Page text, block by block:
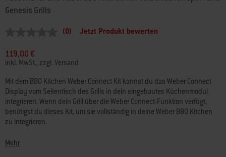
Genesis Grills
Link
auf
derselben
Seite.
(0) Jetzt Produkt bewerten
119,00 €
inkl. MwSt., zzgl. Versand
Mit dem BBQ Kitchen Weber Connect Kit kannst du das Weber Connect
Display vom Seitentisch des Grills in dein eingebautes Küchenmodul
integrieren. Wenn dein Grill über die Weber Connect-Funktion verfügt,
benötigst du dieses Kit, um sie vollständig in deine Weber BBQ Kitchen
zu integrieren.
Das langlebige Material ist vollverzinkt und pulverbeschichtet und damit
Mehr